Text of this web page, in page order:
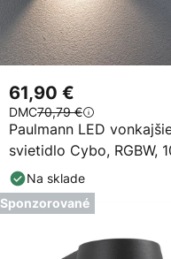
Paulmann LED
svietidlo Cybo, RGBW,
antracitová
61,90 €
DMC70,79 €
Na sklade
Sponzorované